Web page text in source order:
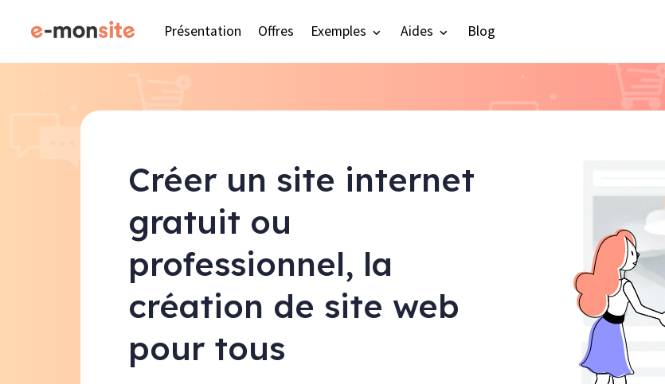
Présentation Offres Exemples Aides Blog
Créer un site internet
gratuit ou
professionnel, la
création de site web
pour tous